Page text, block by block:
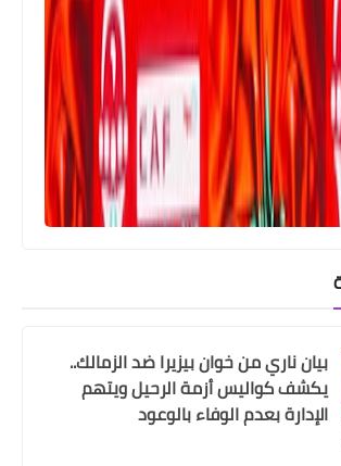
في تشكيلة الاهلي لمباراة
بيان ناري من خوان بيزيرا ضد الزمالك..
يكشف كواليس أزمة الرحيل ويتهم
الإدارة بعدم الوفاء بالوعود